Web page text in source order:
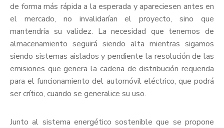
de forma más rápida a la esperada y apareciesen antes en
el mercado, no invalidarían el proyecto, sino que
mantendría su validez. La necesidad que tenemos de
almacenamiento seguirá siendo alta mientras sigamos
siendo sistemas aislados y pendiente la resolución de las
emisiones que genera la cadena de distribución requerida
para el funcionamiento del automóvil eléctrico, que podrá
ser crítico, cuando se generalice su uso.
Junto al sistema energético sostenible que se propone